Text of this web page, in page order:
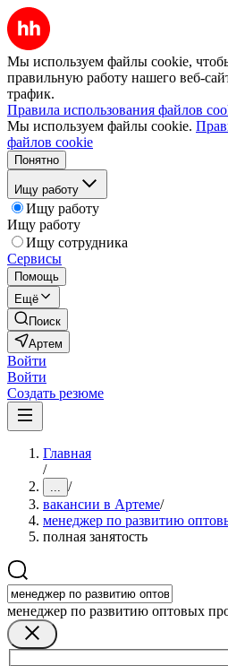
Мы используем файлы cookie,
правильную работу нашего веб-
трафик.
Правила использования файлов
Мы используем файлы cookie.
файлов cookie
Понятно
Ищу работу
Ищу работу
Ищу работу
Ищу сотрудника
Сервисы
Помощь
Ещё
Поиск
Артем
Войти
Войти
Создать резюме
Главная
/
... /
вакансии в Артеме/
менеджер по развитию
полная занятость
менеджер по развитию оптовых